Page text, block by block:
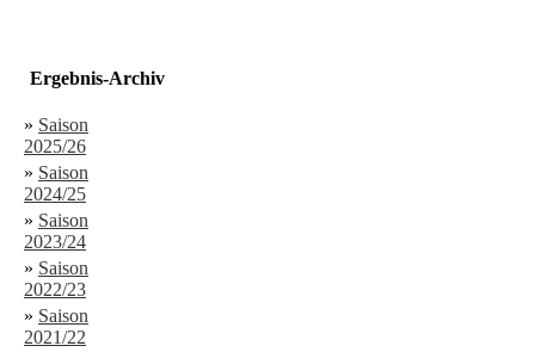
Ergebnis-Archiv
» Saison
2025/26
» Saison
2024/25
» Saison
2023/24
» Saison
2022/23
» Saison
2021/22